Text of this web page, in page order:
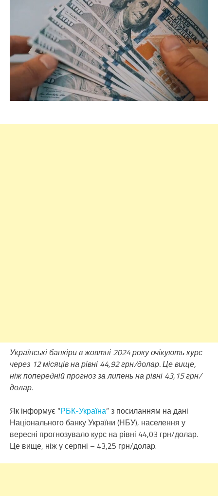
Українські банкіри в жовтні 2024 року очікують курс
через 12 місяців на рівні 44,92 грн/долар. Це вище,
ніж попередній прогноз за липень на рівні 43,15 грн/
долар.
Як інформує “РБК-Україна” з посиланням на дані
Національного банку України (НБУ), населення у
вересні прогнозувало курс на рівні 44,03 грн/долар.
Це вище, ніж у серпні – 43,25 грн/долар.